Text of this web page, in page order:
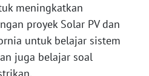
meningkatkan
proyek Solar PV dan
untuk belajar sistem
juga belajar soal